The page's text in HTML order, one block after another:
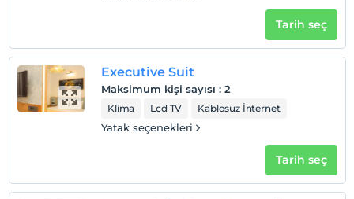
Tarih seç
Executive Suit
Maksimum kişi sayısı : 2
Klima Lcd TV Kablosuz İnternet
Yatak seçenekleri
Tarih seç